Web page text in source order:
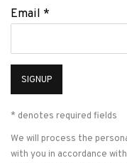
Email *
SIGNUP
* denotes required fields
We will process the
with you in accordance